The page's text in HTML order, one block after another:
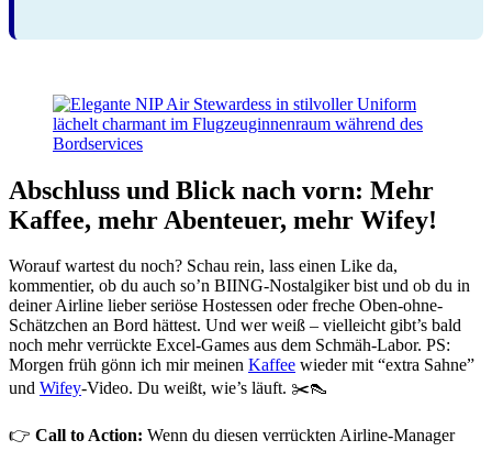
Abschluss und Blick nach vorn: Mehr
Kaffee, mehr Abenteuer, mehr Wifey!
Worauf wartest du noch? Schau rein, lass einen Like da,
kommentier, ob du auch so’n BIING-Nostalgiker bist und ob du in
deiner Airline lieber seriöse Hostessen oder freche Oben-ohne-
Schätzchen an Bord hättest. Und wer weiß – vielleicht gibt’s bald
noch mehr verrückte Excel-Games aus dem Schmäh-Labor. PS:
Morgen früh gönn ich mir meinen Kaffee wieder mit “extra Sahne”
und Wifey-Video. Du weißt, wie’s läuft. ✂️👠
👉 Call to Action: Wenn du diesen verrückten Airline-Manager